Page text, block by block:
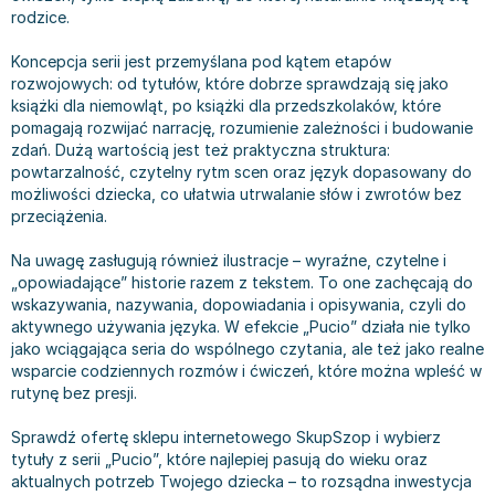
Bajki wiersze
Kontrastowe obrazki
Kreatywne / Aktywizujące
Poznawanie świata
Podręczniki szkolne
Edukacja przedszkolna
Liceum, Technikum
Szkoła podstawowa
Szkoły wyższe
Szkoła zawodowa
Książki: finanse, księgowość, bankowość
Inne
Książki o marketingu
Książki o zarządzaniu
Historia - książki
Archeologia - książki
Historia Polski - książki
Historia świata - książki
II Wojna Światowa - książki
Książki militarne
Książki: Prawo
Inne
Książki: Prawo administracyjne
Książki: Prawo finansowe
Książki: Prawo karne
Książki: pamiętniki, dzienniki i listy
Komiksy
Komiksy dla dorosłych
Komiksy dla dzieci
Komiksy dla młodzieży
Komiksy obcojęzyczne
Fantastyka, horror - książki
Książki fantasy
Książki horrory
Science Fiction - książki
Książki kryminały
Książki z poezją, aforyzmami i dramaty
Książki dramaty
Tomiki poezji
Książki o sztuce
Liceum i technikum
Podręczniki do 2 klasy liceum i technikum
Podręczniki do 3 klasy liceum i technikum
Podręczniki do klasy 4 liceum i technikum
Podręczniki do szkoły zawodowej
Podręczniki do 1 klasy szkoły zawodowej
Podręczniki do 2 klasy szkoły zawodowej
Podręczniki do 3 klasy szkoły zawodowej
Książki dla dzieci
Książki dla dzieci do 2 lat
Książki: bajki dla dzieci do 2 lat
Do kąpieli i zabawy
Kolorowanki i książki do naklejania do 2 lat
Obrazki kontrastowe dla niemowląt
Poznawanie świata dla dzieci do 2 lat - książki
Książki o sportowcach
Albumy krajoznawcze
Albumy krajoznawcze - Polska
Albumy krajoznawcze - Świat
Atlasy
Atlasy - Polska
Atlasy - świat
Mapy
Mapy - Polska
Mapy - Świat
Przewodniki turystyczne
Przewodniki turystyczne - Polska
Książki: Zdrowie, rodzina, związki
Książki: Rodzina, związki
Julian Tuwim
Stephen King
Tanya Valko
Lauren Kate
Jan Brzechwa
E. L. James
Virginia C. Andrews
Waldemar Łysiak
Monika Szwaja
Camilla Läckberg
Jan Kochanowski
Henning Mankell
Beata Pawlikowska
Diana Palmer
Bear Grylls
rodzice.
Koncepcja serii jest przemyślana pod kątem etapów
rozwojowych: od tytułów, które dobrze sprawdzają się jako
książki dla niemowląt, po książki dla przedszkolaków, które
pomagają rozwijać narrację, rozumienie zależności i budowanie
zdań. Dużą wartością jest też praktyczna struktura:
powtarzalność, czytelny rytm scen oraz język dopasowany do
możliwości dziecka, co ułatwia utrwalanie słów i zwrotów bez
przeciążenia.
Na uwagę zasługują również ilustracje – wyraźne, czytelne i
„opowiadające” historie razem z tekstem. To one zachęcają do
wskazywania, nazywania, dopowiadania i opisywania, czyli do
aktywnego używania języka. W efekcie „Pucio” działa nie tylko
jako wciągająca seria do wspólnego czytania, ale też jako realne
wsparcie codziennych rozmów i ćwiczeń, które można wpleść w
rutynę bez presji.
Sprawdź ofertę sklepu internetowego SkupSzop i wybierz
tytuły z serii „Pucio”, które najlepiej pasują do wieku oraz
aktualnych potrzeb Twojego dziecka – to rozsądna inwestycja